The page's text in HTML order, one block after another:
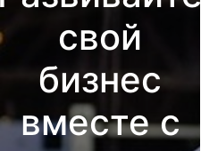
свой
бизнес
вместе с